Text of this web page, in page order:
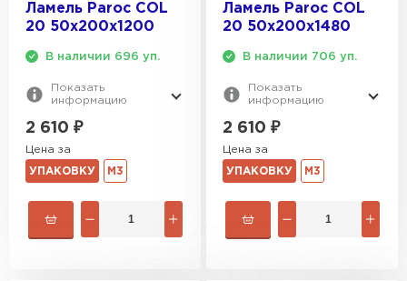
Ламель Paroc COL
20 50х200х1200
В наличии 696 уп.
Показать
информацию
2 610 ₽
Цена за
УПАКОВКУ М3
Ламель Paroc COL
20 50х200х1480
В наличии 706 уп.
Показать
информацию
2 610 ₽
Цена за
УПАКОВКУ М3